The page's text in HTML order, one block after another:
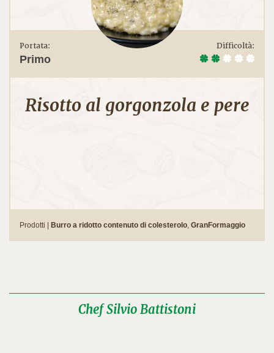
Portata:
Primo
Difficoltà:
Risotto al gorgonzola e pere
Prodotti | Burro a ridotto contenuto di colesterolo GranFormaggio
Chef Silvio Battistoni